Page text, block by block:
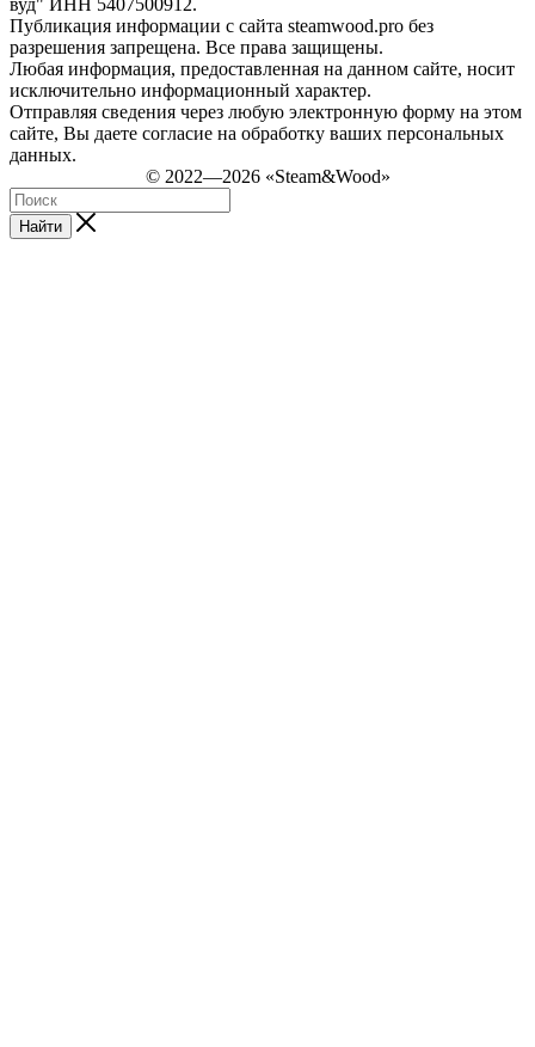
вуд" ИНН 5407500912.
Публикация информации с сайта steamwood.pro без
разрешения запрещена. Все права защищены.
Любая информация, предоставленная на данном сайте, носит
исключительно информационный характер.
Отправляя сведения через любую электронную форму на этом
сайте, Вы даете согласие на обработку ваших персональных
данных.
© 2022—2026 «Steam&Wood»
Найти